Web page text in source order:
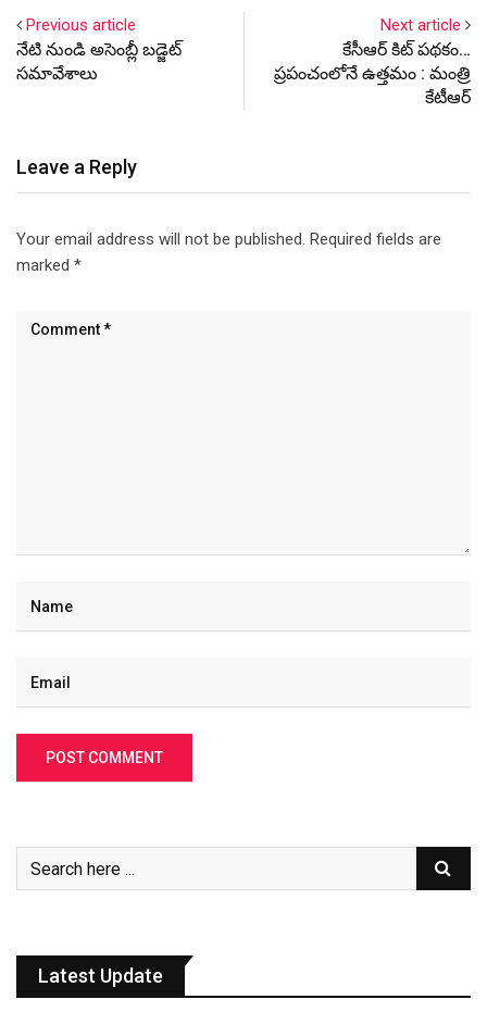
Previous article
నేటి నుండి అసెంబ్లీ బడ్జెట్
సమావేశాలు
Next article
కేసీఆర్ కిట్ పథకం…
ప్రపంచంలోనే ఉత్తమం : మంత్రి
కేటీఆర్
Leave a Reply
Your email address will not be published. Required fields are
marked *
Latest Update